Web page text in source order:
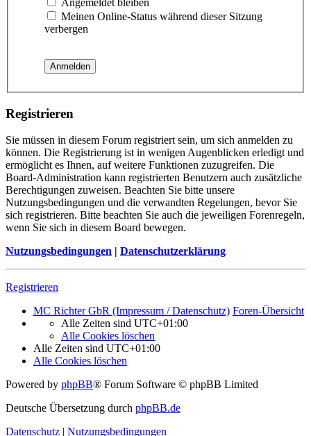
Meinen Online-Status während dieser Sitzung
verbergen
Registrieren
Sie müssen in diesem Forum registriert sein, um sich anmelden zu
können. Die Registrierung ist in wenigen Augenblicken erledigt und
ermöglicht es Ihnen, auf weitere Funktionen zuzugreifen. Die
Board-Administration kann registrierten Benutzern auch zusätzliche
Berechtigungen zuweisen. Beachten Sie bitte unsere
Nutzungsbedingungen und die verwandten Regelungen, bevor Sie
sich registrieren. Bitte beachten Sie auch die jeweiligen Forenregeln,
wenn Sie sich in diesem Board bewegen.
Nutzungsbedingungen | Datenschutzerklärung
Registrieren
MC Richter GbR (Impressum / Datenschutz) Foren-Übersicht
Alle Zeiten sind UTC+01:00
Alle Cookies löschen
Alle Zeiten sind UTC+01:00
Alle Cookies löschen
Powered by phpBB® Forum Software © phpBB Limited
Deutsche Übersetzung durch phpBB.de
Datenschutz | Nutzungsbedingungen